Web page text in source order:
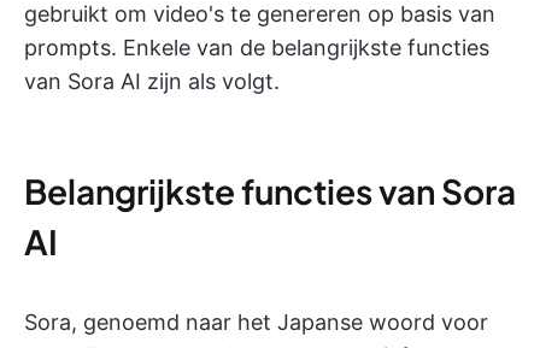
gebruikt om video's te genereren op basis van
prompts. Enkele van de belangrijkste functies
van Sora AI zijn als volgt.
Belangrijkste functies van Sora
AI
Sora, genoemd naar het Japanse woord voor